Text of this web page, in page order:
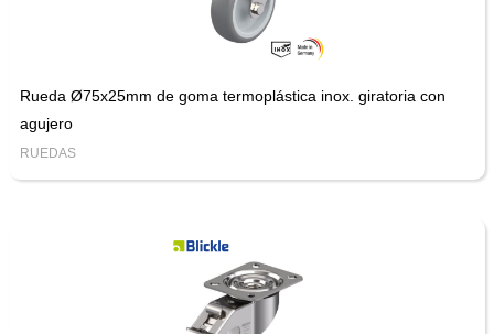
Rueda Ø75x25mm de goma termoplástica inox. giratoria con
agujero
RUEDAS